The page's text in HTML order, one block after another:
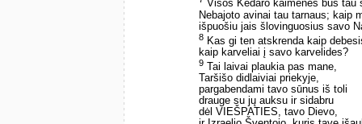
Visos Kedaro kaimenės bus tau
Nebajoto avinai tau tarnaus; kaip
išpuošiu jais šlovinguosius savo
8 Kas gi ten atskrenda kaip
kaip karveliai į savo karvelides?
9 Tai laivai plaukia pas mane,
Taršišo didlaiviai priekyje,
pargabendami tavo sūnus iš toli
drauge su jų auksu ir sidabru
dėl VIEŠPATIES, tavo Dievo,